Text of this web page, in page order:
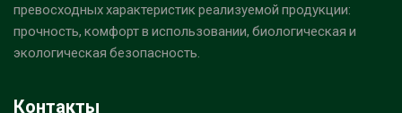
превосходных характеристик реализуемой продукции:
прочность, комфорт в использовании, биологическая и
экологическая безопасность.
Контакты